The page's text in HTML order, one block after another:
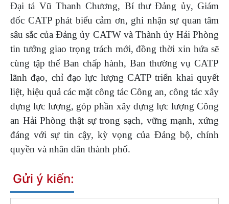
Đại tá Vũ Thanh Chương, Bí thư Đảng ủy, Giám
đốc CATP phát biểu cảm ơn, ghi nhận sự quan tâm
sâu sắc của Đảng ủy CATW và Thành ủy Hải Phòng
tin tưởng giao trọng trách mới, đồng thời xin hứa sẽ
cùng tập thể Ban chấp hành, Ban thường vụ CATP
lãnh đạo, chỉ đạo lực lượng CATP triển khai quyết
liệt, hiệu quả các mặt công tác Công an, công tác xây
dựng lực lượng, góp phần xây dựng lực lượng Công
an Hải Phòng thật sự trong sạch, vững mạnh, xứng
đáng với sự tin cậy, kỳ vọng của Đảng bộ, chính
quyền và nhân dân thành phố.
Gửi ý kiến: